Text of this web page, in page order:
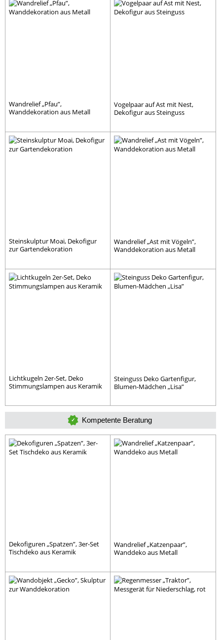
Wandrelief „Pfau”,
Wanddekoration aus Metall
Vogelpaar auf Ast mit Nest,
Dekofigur aus Steinguss
Steinskulptur Moai, Dekofigur
zur Gartendekoration
Wandrelief „Ast mit Vögeln”,
Wanddekoration aus Metall
Lichtkugeln 2er-Set, Deko
Stimmungslampen aus Keramik
Steinguss Deko Gartenfigur,
Blumen-Mädchen „Lisa”
Kompetente Beratung
Dekofiguren „Spatzen”, 3er-Set
Tischdeko aus Keramik
Wandrelief „Katzenpaar”,
Wanddeko aus Metall